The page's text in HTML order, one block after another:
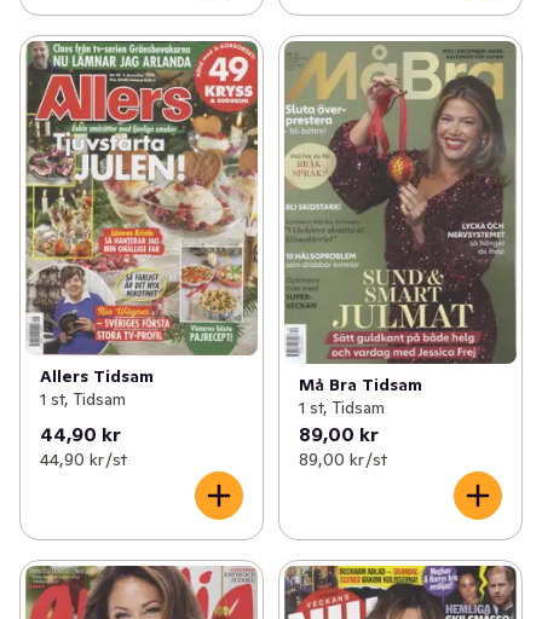
Allers Tidsam
1 st, Tidsam
44,90 kr
44,90 kr /st
Må Bra Tidsam
1 st, Tidsam
89,00 kr
89,00 kr /st